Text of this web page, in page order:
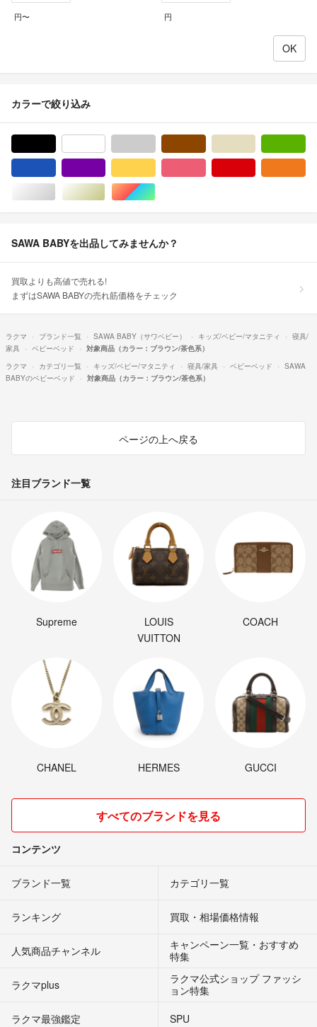
円〜 円
カラーで絞り込み
シルバー/銀色系ゴールド/金色系マルチカラー
SAWA BABYを出品してみませんか？
買取よりも高値で売れる!
まずはSAWA BABYの売れ筋価格をチェック
ラクマ ブランド一覧 SAWA BABY（サワベビー） キッズ/ベビー/マタニティ
寝具/
家具
ベビーベッド
対象商品（カラー：ブラウン/茶色系）
ラクマ
カテゴリ一覧 キッズ/ベビー/マタニティ 寝具/家具 ベビーベッド
SAWA
BABYのベビーベッド
対象商品（カラー：ブラウン/茶色系）
ページの上へ戻る
注目ブランド一覧
Supreme
LOUIS
VUITTON
COACH
CHANEL HERMES GUCCI
すべてのブランドを見る
コンテンツ
ブランド一覧 カテゴリ一覧
ランキング 買取・相場価格情報
人気商品チャンネル
キャンペーン一覧・おすすめ
特集
ラクマplus
ラクマ公式ショップ ファッシ
ョン特集
ラクマ最強鑑定
SPU